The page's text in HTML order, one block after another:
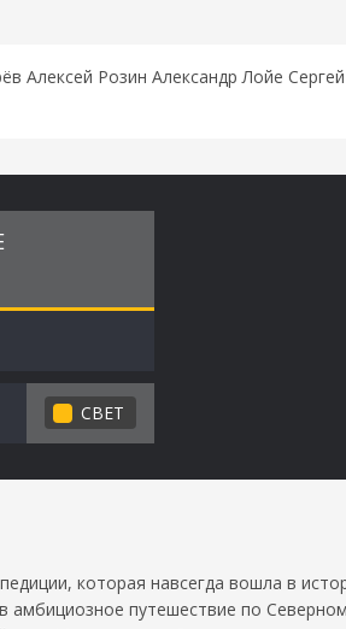
Алексей Розин Александр Лойе
СВЕТ
которая навсегда вошла в
амбициозное путешествие по